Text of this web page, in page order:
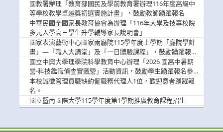
國教署辦理「教育部國民及學前教育署辦理116年度高級中
等學校教學卓越獎初選實施計畫」，鼓勵教師踴躍報名
中華民國全國家長教育協會為辦理「116年大學及技專校院
多元入學高三學生升學輔導家長說明會」
國家表演藝術中心國家兩廳院115學年度上學期「廳院學計
畫」—「職人大講堂」及「一日體驗課程」，鼓勵踴躍報名
參與。
國立中興大學理學院科學教育中心辦理「2026 國高中暑期
營-科技鑑識偵查實戰營」活動資訊，鼓勵學生踴躍報名參
加。
本校誠徵管理員職缺約僱職務代理人1位，歡迎意者踴躍報
名。
國立暨南國際大學115學年度第1學期推廣教育課程招生